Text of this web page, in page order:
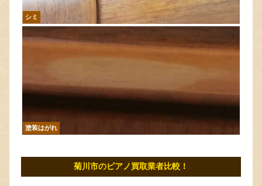
シミ
塗装はがれ
菊川市のピアノ買取業者比較！